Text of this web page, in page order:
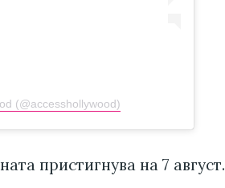
(@accesshollywood)
пристигнува на 7 август.